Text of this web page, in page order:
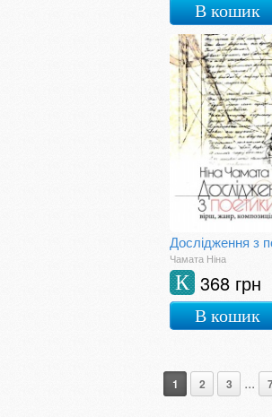
В кошик
Чамата Ніна
368 грн
К
В кошик
1 2 3 ...